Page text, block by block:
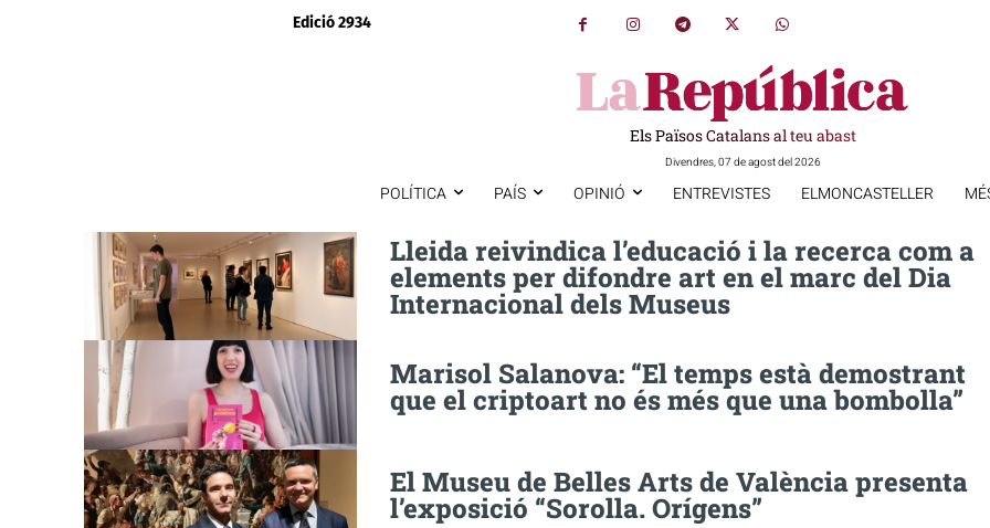
Edició 2934
Els Països Catalans al teu abast
Divendres, 07 de agost del 2026
POLÍTICA PAÍS OPINIÓ ENTREVISTES ELMONCASTELLER
Lleida reivindica l’educació i la recerca com a
elements per difondre art en el marc del Dia
Internacional dels Museus
Marisol Salanova: “El temps està demostrant
que el criptoart no és més que una bombolla”
El Museu de Belles Arts de València presenta
l’exposició “Sorolla. Orígens”